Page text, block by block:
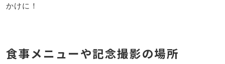
かけに！
食事メニューや記念撮影の場所